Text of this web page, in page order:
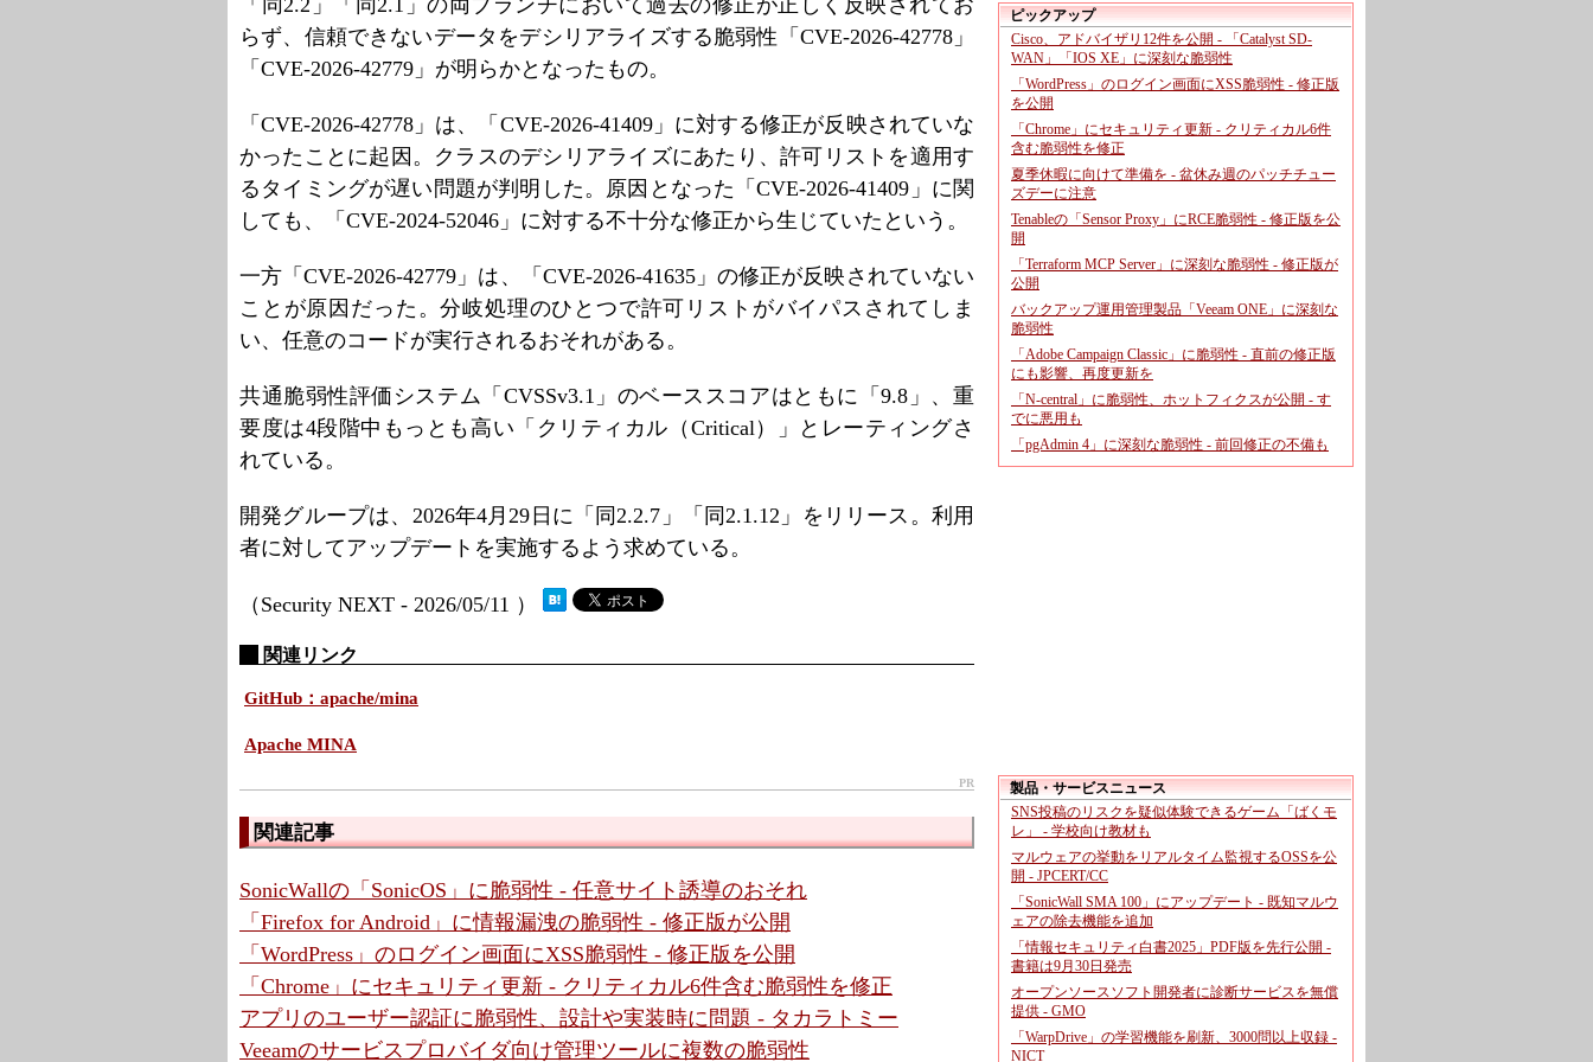
「同2.2」「同2.1」の両ブランチにおいて過去の修正が正しく反映されてお
らず、信頼できないデータをデシリアライズする脆弱性「CVE-2026-42778」
「CVE-2026-42779」が明らかとなったもの。
「CVE-2026-42778」は、「CVE-2026-41409」に対する修正が反映されていな
かったことに起因。クラスのデシリアライズにあたり、許可リストを適用す
るタイミングが遅い問題が判明した。原因となった「CVE-2026-41409」に関
しても、「CVE-2024-52046」に対する不十分な修正から生じていたという。
一方「CVE-2026-42779」は、「CVE-2026-41635」の修正が反映されていない
ことが原因だった。分岐処理のひとつで許可リストがバイパスされてしま
い、任意のコードが実行されるおそれがある。
共通脆弱性評価システム「CVSSv3.1」のベーススコアはともに「9.8」、重
要度は4段階中もっとも高い「クリティカル（Critical）」とレーティングさ
れている。
開発グループは、2026年4月29日に「同2.2.7」「同2.1.12」をリリース。利用
者に対してアップデートを実施するよう求めている。
（Security NEXT - 2026/05/11 ）
関連リンク
GitHub：apache/mina
Apache MINA
PR
関連記事
SonicWallの「SonicOS」に脆弱性 - 任意サイト誘導のおそれ
「Firefox for Android」に情報漏洩の脆弱性 - 修正版が公開
「WordPress」のログイン画面にXSS脆弱性 - 修正版を公開
「Chrome」にセキュリティ更新 - クリティカル6件含む脆弱性を修正
アプリのユーザー認証に脆弱性、設計や実装時に問題 - タカラトミー
Veeamのサービスプロバイダ向け管理ツールに複数の脆弱性
ピックアップ
Cisco、アドバイザリ12件を公開 - 「Catalyst SD-
WAN」「IOS XE」に深刻な脆弱性
「WordPress」のログイン画面にXSS脆弱性 - 修正版
を公開
「Chrome」にセキュリティ更新 - クリティカル6件
含む脆弱性を修正
夏季休暇に向けて準備を - 盆休み週のパッチチュー
ズデーに注意
Tenableの「Sensor Proxy」にRCE脆弱性 - 修正版を公
開
「Terraform MCP Server」に深刻な脆弱性 - 修正版が
公開
バックアップ運用管理製品「Veeam ONE」に深刻な
脆弱性
「Adobe Campaign Classic」に脆弱性 - 直前の修正版
にも影響、再度更新を
「N-central」に脆弱性、ホットフィクスが公開 - す
でに悪用も
「pgAdmin 4」に深刻な脆弱性 - 前回修正の不備も
製品・サービスニュース
SNS投稿のリスクを疑似体験できるゲーム「ばくモ
レ」 - 学校向け教材も
マルウェアの挙動をリアルタイム監視するOSSを公
開 - JPCERT/CC
「SonicWall SMA 100」にアップデート - 既知マルウ
ェアの除去機能を追加
「情報セキュリティ白書2025」PDF版を先行公開 -
書籍は9月30日発売
オープンソースソフト開発者に診断サービスを無償
提供 - GMO
「WarpDrive」の学習機能を刷新、3000問以上収録 -
NICT